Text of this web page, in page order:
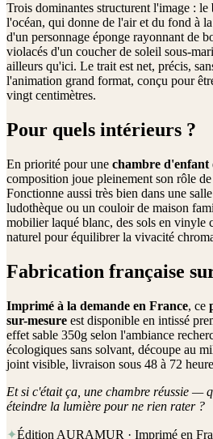
Trois dominantes structurent l'image : le
l'océan, qui donne de l'air et du fond à
d'un personnage éponge rayonnant de
violacés d'un coucher de soleil sous-
ailleurs qu'ici. Le trait est net, précis,
l'animation grand format, conçu pour
vingt centimètres.
Pour quels intérieurs ?
En priorité pour une chambre d'enfant
composition joue pleinement son rôle
Fonctionne aussi très bien dans une
ludothèque ou un couloir de maison
mobilier laqué blanc, des sols en vinyle
naturel pour équilibrer la vivacité
Fabrication française
Imprimé à la demande en France, ce
sur-mesure est disponible en intissé
effet sable 350g selon l'ambiance
écologiques sans solvant, découpe au
joint visible, livraison sous 48 à 72
Et si c'était ça, une chambre réussie —
éteindre la lumière pour ne rien rater ?
✦Édition AURAMUR · Imprimé en